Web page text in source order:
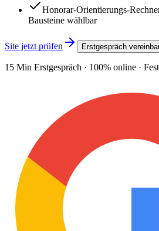
Honorar-Orientierungs-
Bausteine wählbar
Site jetzt prüfen Erstgespräch
15 Min Erstgespräch · 100% online ·